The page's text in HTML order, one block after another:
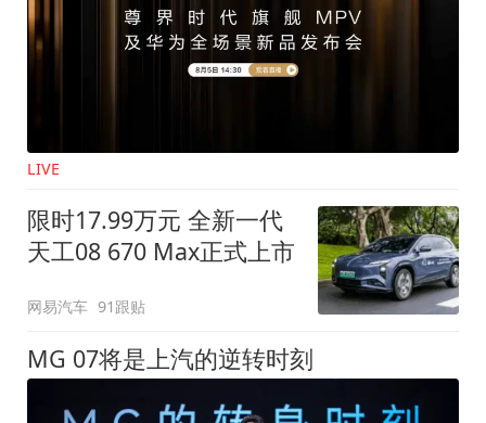
LIVE
限时17.99万元 全新一代
天工08 670 Max正式上市
网易汽车 91跟贴
MG 07将是上汽的逆转时刻